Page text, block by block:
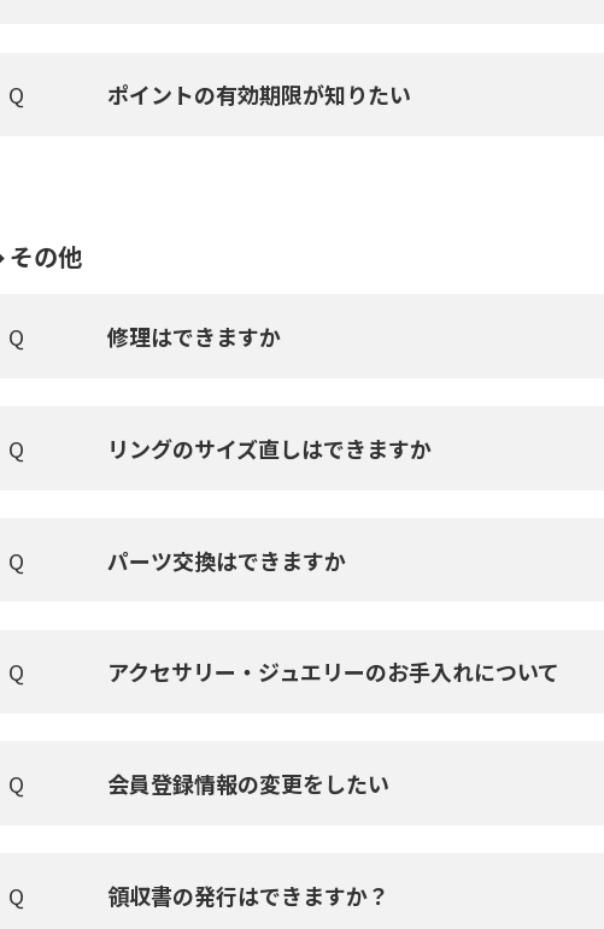
ポイントの有効期限が知りたい
その他
修理はできますか
リングのサイズ直しはできますか
パーツ交換はできますか
アクセサリー・ジュエリーのお手入れについて
会員登録情報の変更をしたい
領収書の発行はできますか？